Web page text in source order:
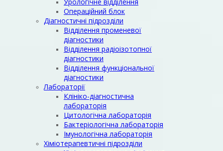
Операційний блок
Діагностичні підрозділи
Відділення променевої
діагностики
Відділення радіоізотопної
діагностики
Відділення функціональної
діагностики
Лабораторії
Клініко-діагностична
лабораторія
Цитологічна лабораторія
Бактеріологічна лабораторія
Імунологічна лабораторія
Хіміотерапевтичні підрозділи